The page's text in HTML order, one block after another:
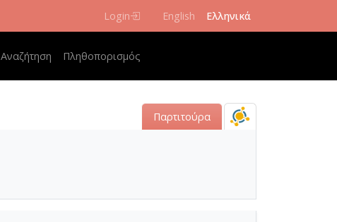
Login English Ελληνικά
Main navigation
Αναζήτηση Πληθοπορισμός
Παρτιτούρα